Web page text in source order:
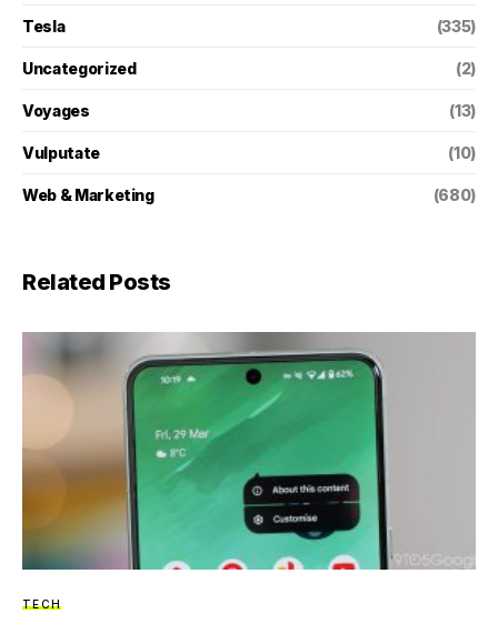
Tesla (335)
Uncategorized (2)
Voyages (13)
Vulputate (10)
Web & Marketing (680)
Related Posts
TECH